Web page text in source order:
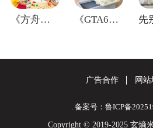
《方舟：生存飞升》翻过这座山,会迎来真正 《GTA6》内容可能尚未完成 能否按期发
广告合作 网站
. 备案号：鲁ICP备
Copyright © 2019-2025 玄熵